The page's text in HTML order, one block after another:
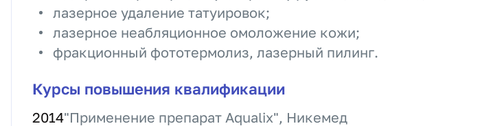
лазерное удаление татуировок;
лазерное неабляционное омоложение кожи;
фракционный фототермолиз, лазерный пилинг.
Курсы повышения квалификации
2014"Применение препарат Aqualix", Никемед